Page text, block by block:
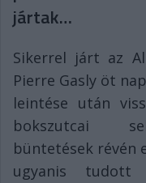
jártak…
Sikerrel járt az
Pierre Gasly öt
leintése után
bokszutcai
büntetések révén
ugyanis